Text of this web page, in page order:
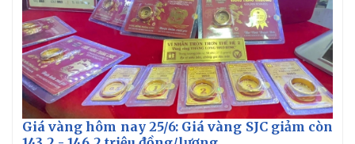
Giá vàng hôm nay 25/6: Giá vàng SJC giảm còn